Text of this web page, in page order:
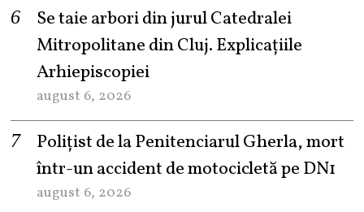
Se taie arbori din jurul Catedralei
Mitropolitane din Cluj. Explicațiile
Arhiepiscopiei
august 6, 2026
Polițist de la Penitenciarul Gherla, mort
într-un accident de motocicletă pe DN1
august 6, 2026